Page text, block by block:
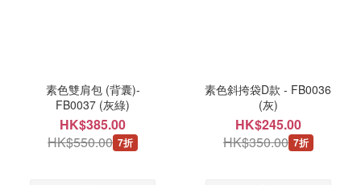
素色雙肩包 (背囊)-
FB0037 (灰綠)
HK$385.00
HK$550.00 7折
素色斜挎袋D款 - FB0036
(灰)
HK$245.00
HK$350.00 7折